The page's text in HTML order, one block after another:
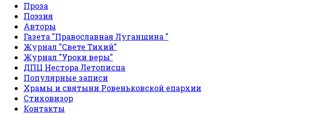
Проза
Поэзия
Авторы
Газета "Православная Луганщина "
Журнал "Свете Тихий"
Журнал "Уроки веры"
ДПЦ Нестора Летописца
Популярные записи
Храмы и святыни Ровеньковской епархии
Стиховизор
Контакты